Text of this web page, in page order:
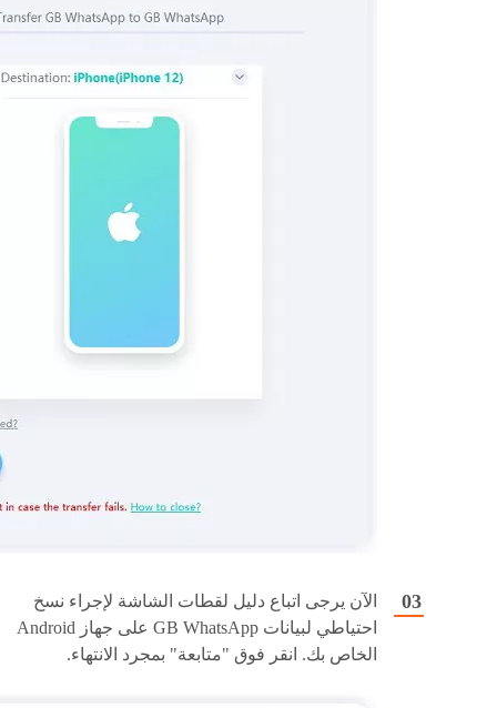
الآن يرجى اتباع دليل لقطات الشاشة لإجراء نسخ
احتياطي لبيانات GB WhatsApp على جهاز Android
الخاص بك. انقر فوق "متابعة" بمجرد الانتهاء.